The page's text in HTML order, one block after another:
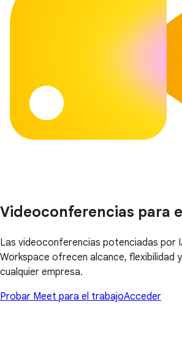
Videoconferencias para
Las videoconferencias potenciadas por
Workspace ofrecen alcance, flexibilidad
cualquier empresa.
Probar Meet para el trabajoAcceder